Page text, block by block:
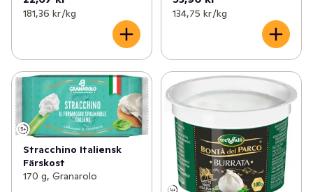
181,36 kr /kg 134,75 kr /kg
Stracchino Italiensk
Färskost
170 g, Granarolo